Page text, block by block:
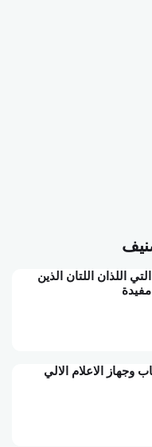
اللذان اللتان الذين
وجهاز الاعلام الالي